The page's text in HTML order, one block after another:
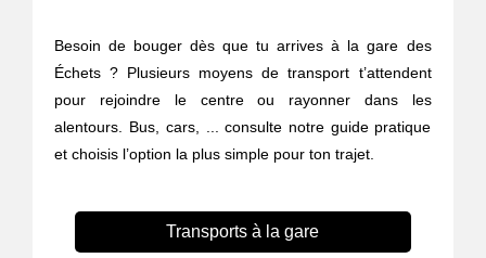
Besoin de bouger dès que tu arrives à la gare des
Échets ? Plusieurs moyens de transport t’attendent
pour rejoindre le centre ou rayonner dans les
alentours. Bus, cars, ... consulte notre guide pratique
et choisis l’option la plus simple pour ton trajet.
Transports à la gare